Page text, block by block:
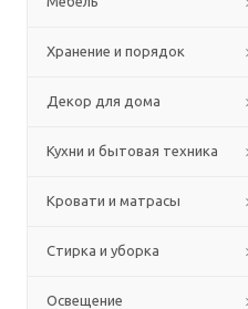
Хранение и порядок
Декор для дома
Кухни и бытовая техника
Кровати и матрасы
Стирка и уборка
Освещение